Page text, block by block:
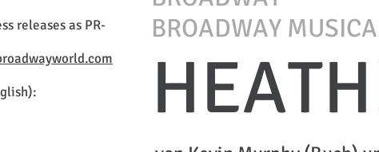
releases as PR-
BROADWAY